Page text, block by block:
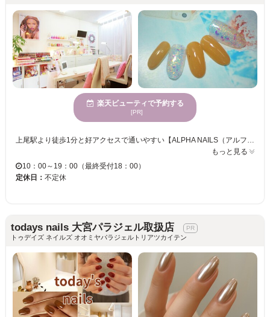
楽天ビューティで予約する
[PR]
上尾駅より徒歩1分と好アクセスで通いやすい【ALPHA NAILS（アルファ ネイルズ）】白を基調としたインテリアは、安心してサービスを受けていただけるよう、日々のクリンネスを実施し、お客様お一人おひとりが、ゆったりとできる空間を保てるよう心がけています。 当店のこだわりは、ネイルの『ケア』。すべてのネイルサービスにおいて爪の健康が第一と考えています。爪が傷んでしまい、ジェルネイルの持ちが悪くて悩んでいるお客様も、丁寧なネイルケアに重点をおいた『ダメージレスケア』で、自爪の健康を守りながら、オシャレを楽しみましょう♪ お財布に優しいお値段で試せる定額コースをHANDを3コース、FOOTを2コースご用意しています☆ダメージレスケアで美爪育生を行います。デザインやライフスタイル、ご予算に合わせてお好きなコースをお選びください♪さらに300色以上あるカラーの中からお好きな色を選んで頂けますので、自分好みにアレンジも可能です☆ ネイルが初めての方もご相談をお待ちしております。 是非お気軽にお越しください♪
もっと見る
10：00～19：00（最終受付18：00）
定休日： 不定休
todays nails 大宮パラジェル取扱店
トゥデイズ ネイルズ オオミヤパラジェルトリアツカイテン